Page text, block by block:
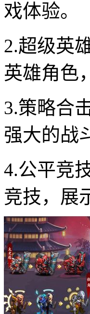
戏体验。
2.超级英
英雄角色
3.策略合
强大的战
4.公平竞
竞技，展